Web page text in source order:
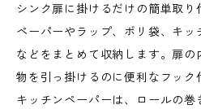
シンク扉に掛けるだけの簡単取
ペーパーやラップ、ポリ袋、キッ
などをまとめて収納します。扉
物を引っ掛けるのに便利なフック
キッチンペーパーは、ロールの